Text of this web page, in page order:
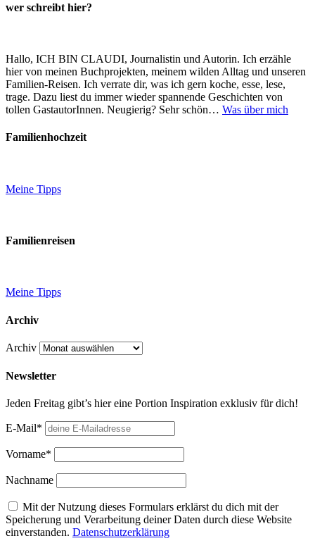
wer schreibt hier?
Hallo, ICH BIN CLAUDI, Journalistin und Autorin. Ich erzähle
hier von meinen Buchprojekten, meinem wilden Alltag und unseren
Familien-Reisen. Ich verrate dir, was ich gern koche, esse, lese,
trage. Dazu liest du immer wieder spannende Geschichten von
tollen GastautorInnen. Neugierig? Sehr schön… Was über mich
Familienhochzeit
Meine Tipps
Familienreisen
Meine Tipps
Archiv
Archiv
Newsletter
Jeden Freitag gibt’s hier eine Portion Inspiration exklusiv für dich!
E-Mail*
Vorname*
Nachname
Mit der Nutzung dieses Formulars erklärst du dich mit der
Speicherung und Verarbeitung deiner Daten durch diese Website
einverstanden. Datenschutzerklärung